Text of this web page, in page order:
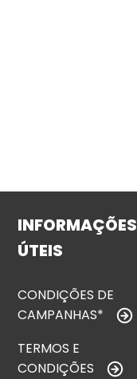
INFORMAÇÕES
ÚTEIS
CONDIÇÕES DE
CAMPANHAS*
TERMOS E
CONDIÇÕES